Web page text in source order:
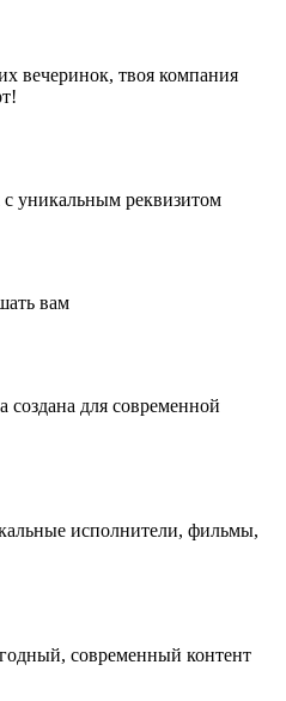
вечеринок, твоя компания
уникальным реквизитом
вам
для современной
исполнители, фильмы,
современный контент